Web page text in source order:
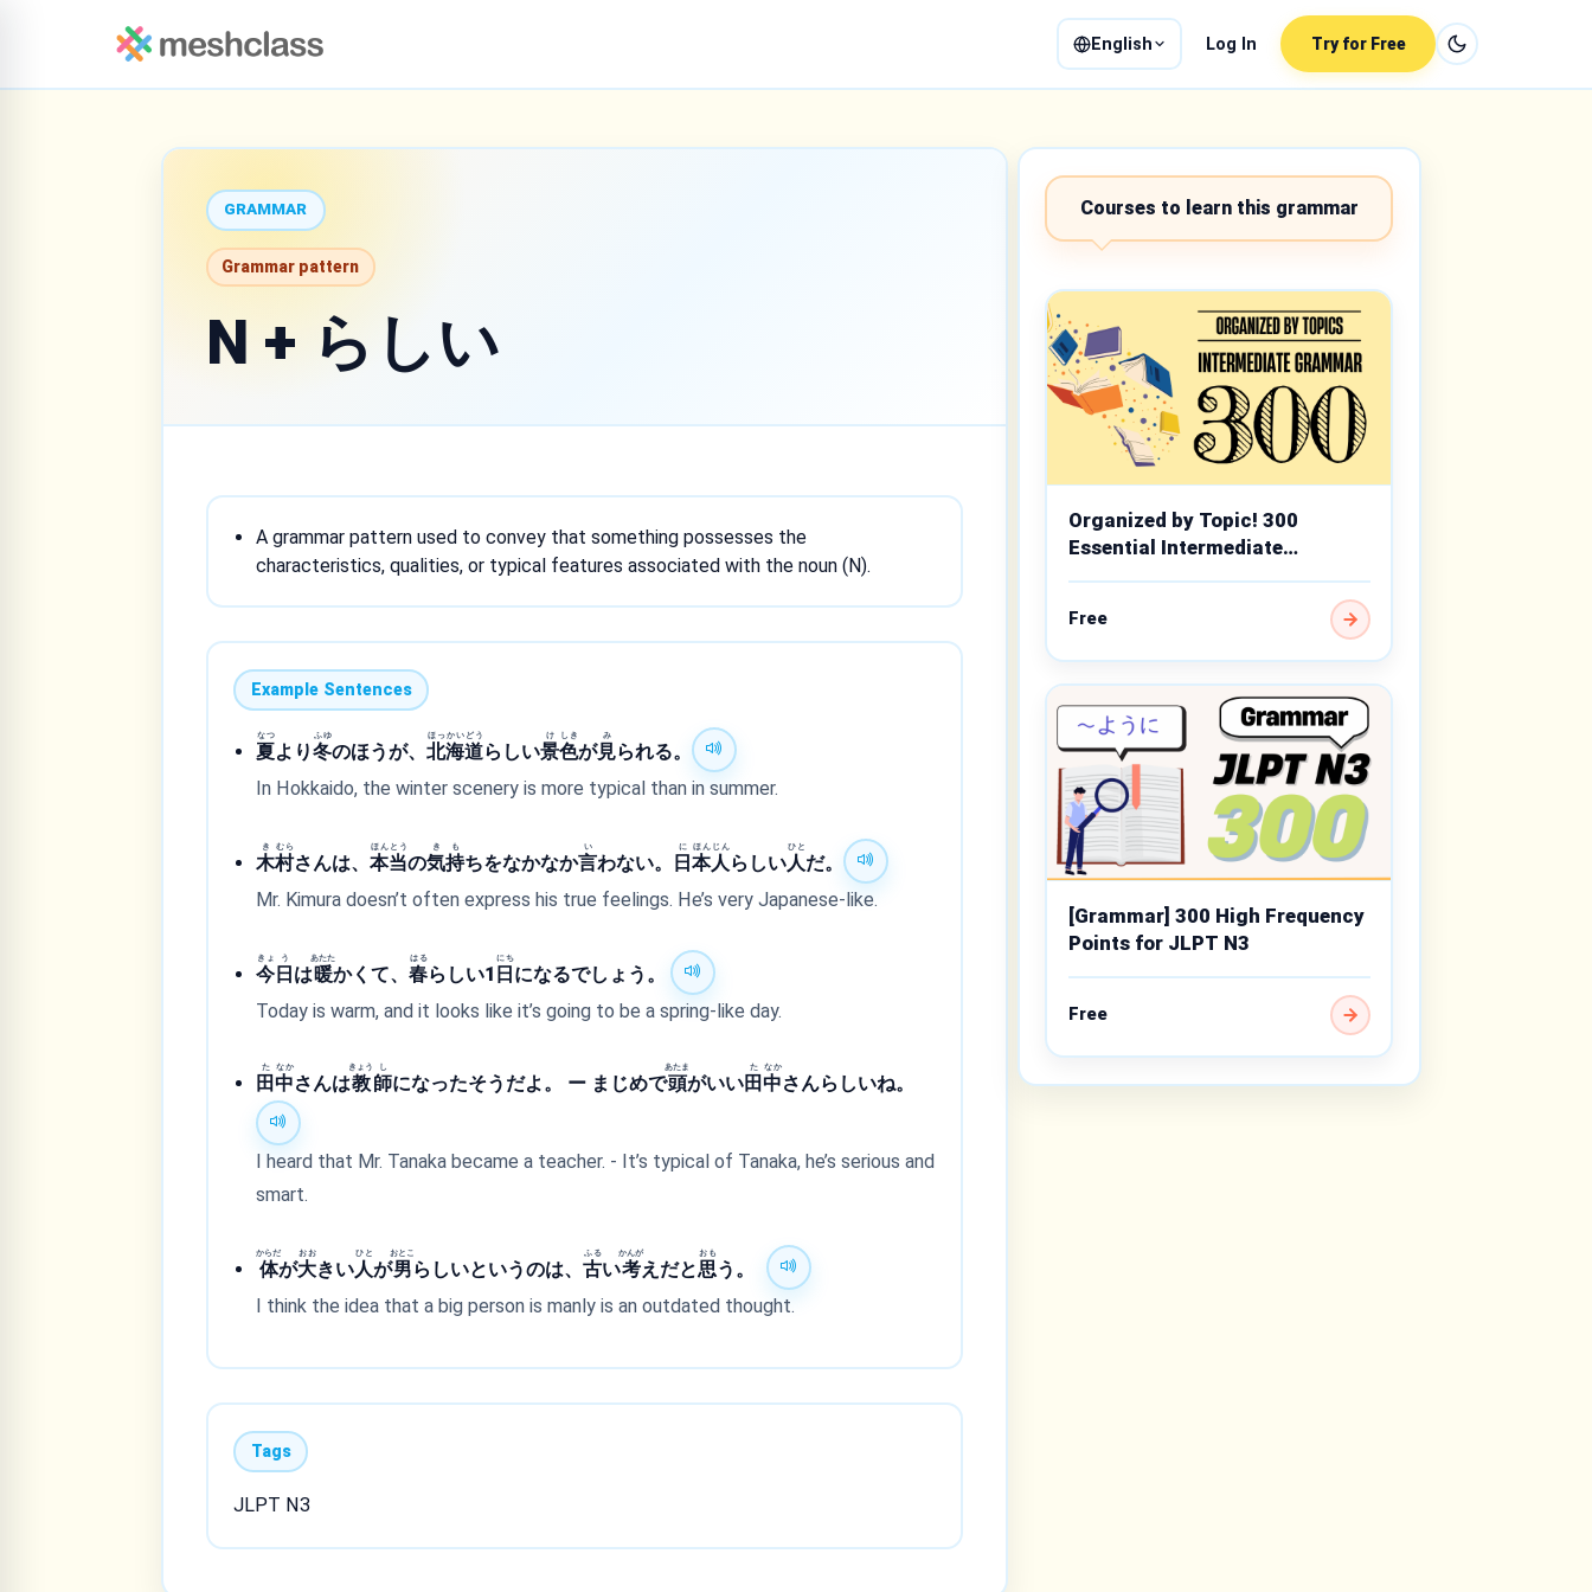
English Log In Try for Free
GRAMMAR
Grammar pattern
N + らしい
A grammar pattern used to convey that something possesses the
characteristics, qualities, or typical features associated with the noun (N).
Example Sentences
夏
なつ
より冬
ふゆ
のほうが、北
ほっ
海
かい
道
どう
らしい景
け
色
しき
が見
み
られる。
In Hokkaido, the winter scenery is more typical than in summer.
木
き
村
むら
さんは、本
ほん
当
とう
の気
き
持
も
ちをなかなか言
い
わない。 日
に
本
ほん
人
じん
らしい人
ひと
だ。
Mr. Kimura doesn’t often express his true feelings. He’s very Japanese-like.
今
きょ
日
う
は暖
あたた
かくて、春
はる
らしい1 日
にち
になるでしょう。
Today is warm, and it looks like it’s going to be a spring-like day.
田
た
中
なか
さんは教
きょう
師
し
になったそうだよ。 ー まじめで頭
あたま
がいい田
た
中
なか
さんらしいね。
I heard that Mr. Tanaka became a teacher. - It’s typical of Tanaka, he’s serious and
smart.
体
からだ
が大
おお
きい人
ひと
が男
おとこ
らしいというのは、古
ふる
い考
かんが
えだと思
おも
う。
I think the idea that a big person is manly is an outdated thought.
Tags
JLPT N3
Courses to learn this grammar
Organized by Topic! 300
Essential Intermediate
Grammar Points
Free
[Grammar] 300 High Frequency
Points for JLPT N3
Free